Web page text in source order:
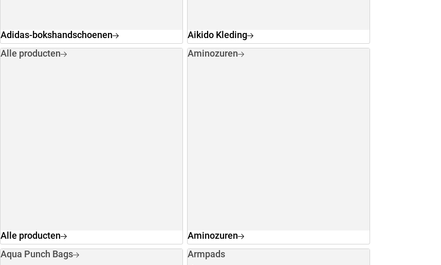
Adidas-bokshandschoenen
Aikido Kleding
Alle producten
Alle producten
Aminozuren
Aminozuren
Aqua Punch Bags Armpads